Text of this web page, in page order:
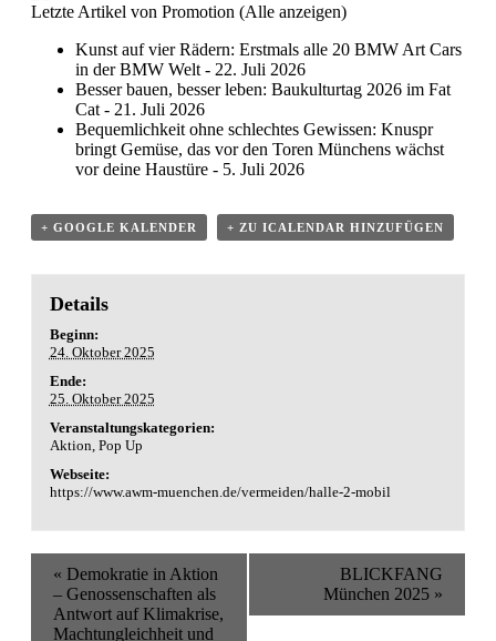
Letzte Artikel von Promotion (Alle anzeigen)
Kunst auf vier Rädern: Erstmals alle 20 BMW Art Cars
in der BMW Welt - 22. Juli 2026
Besser bauen, besser leben: Baukulturtag 2026 im Fat
Cat - 21. Juli 2026
Bequemlichkeit ohne schlechtes Gewissen: Knuspr
bringt Gemüse, das vor den Toren Münchens wächst
vor deine Haustüre - 5. Juli 2026
+ GOOGLE KALENDER + ZU ICALENDAR HINZUFÜGEN
Details
Beginn:
24. Oktober 2025
Ende:
25. Oktober 2025
Veranstaltungskategorien:
Aktion Pop Up
Webseite:
https://www.awm-muenchen.de/vermeiden/halle-2-mobil
Veranstaltung
Navigation
« Demokratie in Aktion
– Genossenschaften als
Antwort auf Klimakrise,
Machtungleichheit und
BLICKFANG
München 2025 »